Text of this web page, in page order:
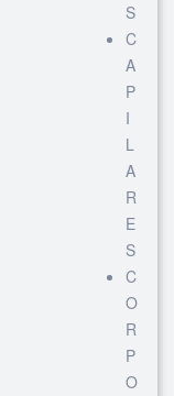
S
C
A
P
I
L
A
R
E
S
C
O
R
P
O